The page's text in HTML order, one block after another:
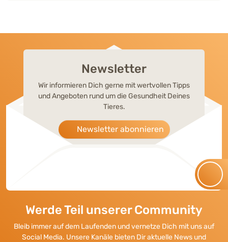
Newsletter
Wir informieren Dich gerne mit wertvollen Tipps
und Angeboten rund um die Gesundheit Deines
Tieres.
Newsletter abonnieren
Werde Teil unserer Community
Bleib immer auf dem Laufenden und vernetze Dich mit uns auf
Social Media. Unsere Kanäle bieten Dir aktuelle News und